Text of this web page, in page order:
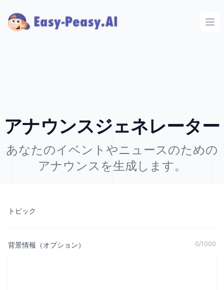
アナウンスジェネレーター
あなたのイベントやニュースのための
アナウンスを生成します。
トピック
背景情報（オプション） 0/1000